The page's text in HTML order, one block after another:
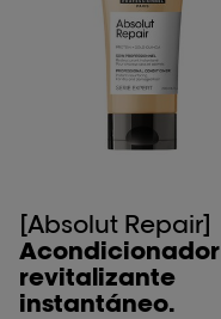
[Absolut Repair]
Acondicionador
revitalizante
instantáneo.